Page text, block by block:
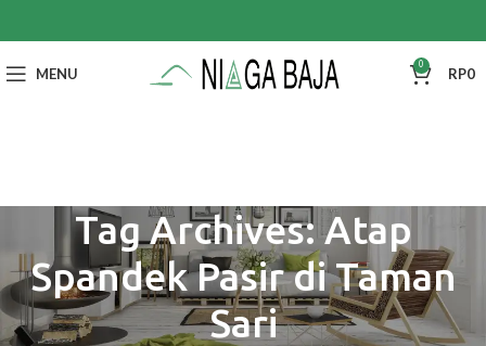
MENU 0 RP0
Tag Archives: Atap
Spandek Pasir di Taman
Sari